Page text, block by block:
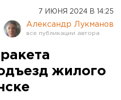
Оренбург
7 ИЮНЯ 2024 В 14:25
Александр Лукманов
жилого